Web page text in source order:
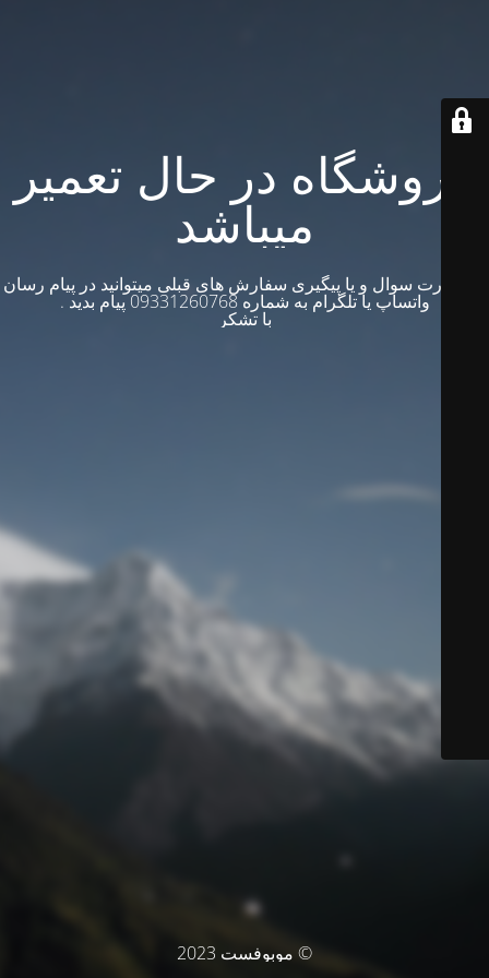
فروشگاه در حال تعمیر
میباشد
در صورت سوال و یا پیگیری سفارش های قبلی میتوانید در پیام رسان
واتساپ یا تلگرام به شماره 09331260768 پیام بدید .
با تشکر
© موبوفست 2023